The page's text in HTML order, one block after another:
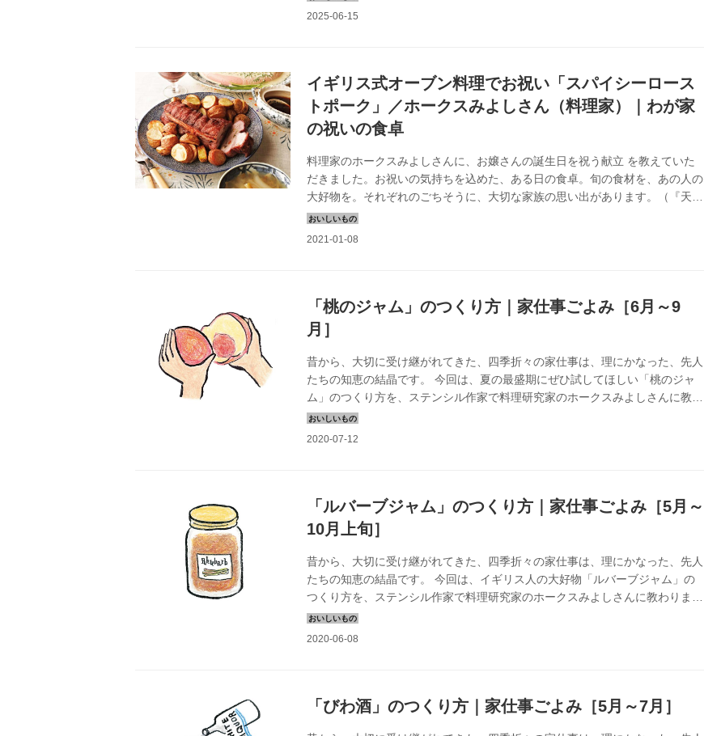
に教わります。（『家仕事ごよみ』より、『天然生活web』初出2020年5月13
イギリス式オーブン料理でお祝い「スパイシーロース
トポーク」／ホークスみよしさん（料理家）｜わが家
の祝いの食卓
料理家のホークスみよしさんに、お嬢さんの誕生日を祝う献立 を教えていた
だきました。お祝いの気持ちを込めた、ある日の食卓。旬の食材を、あの人の
大好物を。それぞれのごちそうに、大切な家族の思い出があります。（『天然
生活』2013年2月号掲載）
「桃のジャム」のつくり方｜家仕事ごよみ［6月～9
月］
昔から、大切に受け継がれてきた、四季折々の家仕事は、理にかなった、先人
たちの知恵の結晶です。 今回は、夏の最盛期にぜひ試してほしい「桃のジャ
ム」のつくり方を、ステンシル作家で料理研究家のホークスみよしさんに教わ
ります。『家仕事ごよみ』より
「ルバーブジャム」のつくり方｜家仕事ごよみ［5月～
10月上旬］
昔から、大切に受け継がれてきた、四季折々の家仕事は、理にかなった、先人
たちの知恵の結晶です。 今回は、イギリス人の大好物「ルバーブジャム」の
つくり方を、ステンシル作家で料理研究家のホークスみよしさんに教わりま
す。『家仕事ごよみ』より
「びわ酒」のつくり方｜家仕事ごよみ［5月～7月］